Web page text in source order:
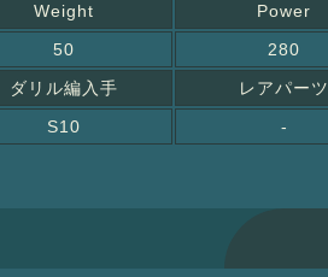
Weight
Power
50
280
ダリル編入手
レアパーツ
S10 -